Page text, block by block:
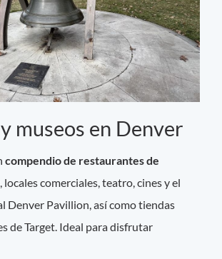
museos en Denver
compendio de restaurantes de
, locales comerciales, teatro, cines y el
Denver Pavillion, así como tiendas
de Target. Ideal para disfrutar